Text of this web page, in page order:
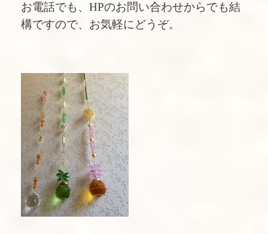
お電話でも、HPのお問い合わせからでも結
構ですので、お気軽にどうぞ。